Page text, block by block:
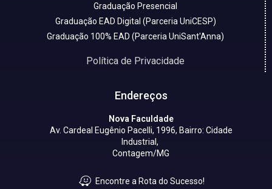
Graduação Presencial
Graduação EAD Digital (Parceria UniCESP)
Graduação 100% EAD (Parceria UniSant'Anna)
Política de Privacidade
Endereços
Nova Faculdade
Av. Cardeal Eugênio Pacelli, 1996, Bairro: Cidade
Industrial,
Contagem/MG
Encontre a Rota do Sucesso!